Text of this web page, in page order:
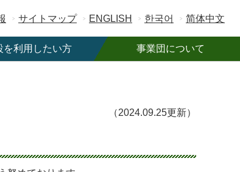
を利用したい方 事業団について
サイトマップ ENGLISH 한국어 简体中文
（2024.09.25更新）